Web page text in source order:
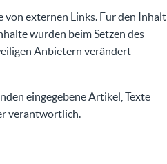
externen Links. Für den Inhalt
wurden beim Setzen des
Anbietern verändert
eingegebene Artikel, Texte
verantwortlich.